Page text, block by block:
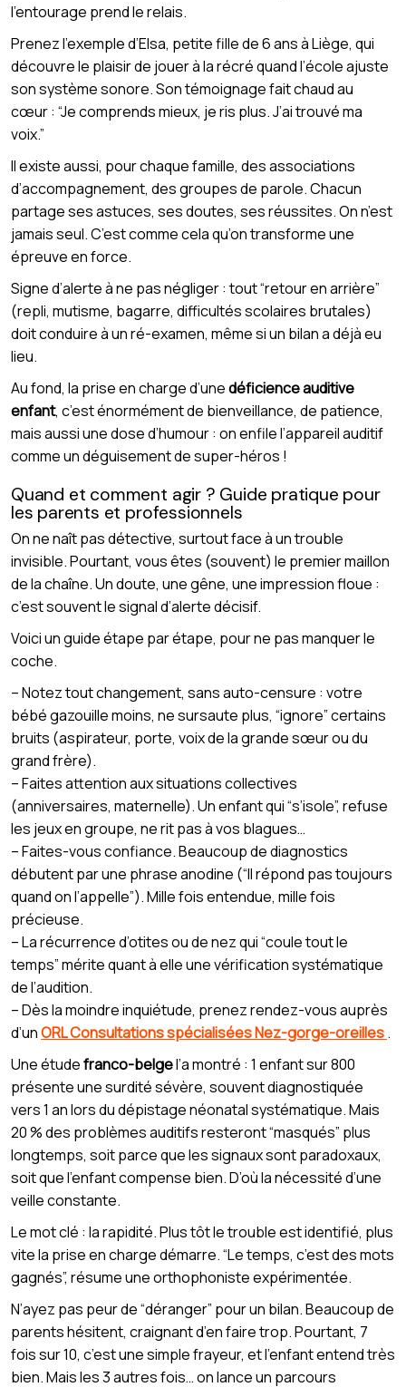
l’entourage prend le relais.
Prenez l’exemple d’Elsa, petite fille de 6 ans à Liège, qui
découvre le plaisir de jouer à la récré quand l’école ajuste
son système sonore. Son témoignage fait chaud au
cœur : “Je comprends mieux, je ris plus. J’ai trouvé ma
voix.”
Il existe aussi, pour chaque famille, des associations
d’accompagnement, des groupes de parole. Chacun
partage ses astuces, ses doutes, ses réussites. On n’est
jamais seul. C’est comme cela qu’on transforme une
épreuve en force.
Signe d’alerte à ne pas négliger : tout “retour en arrière”
(repli, mutisme, bagarre, difficultés scolaires brutales)
doit conduire à un ré-examen, même si un bilan a déjà eu
lieu.
Au fond, la prise en charge d’unedéficience auditive
enfant, c’est énormément de bienveillance, de patience,
mais aussi une dose d’humour : on enfile l’appareil auditif
comme un déguisement de super-héros !
Quand et comment agir ? Guide pratique pour
les parents et professionnels
On ne naît pas détective, surtout face à un trouble
invisible. Pourtant, vous êtes (souvent) le premier maillon
de la chaîne. Un doute, une gêne, une impression floue :
c’est souvent le signal d’alerte décisif.
Voici un guide étape par étape, pour ne pas manquer le
coche.
– Notez tout changement, sans auto-censure : votre
bébé gazouille moins, ne sursaute plus, “ignore” certains
bruits (aspirateur, porte, voix de la grande sœur ou du
grand frère).
– Faites attention aux situations collectives
(anniversaires, maternelle). Un enfant qui “s’isole”, refuse
les jeux en groupe, ne rit pas à vos blagues…
– Faites-vous confiance. Beaucoup de diagnostics
débutent par une phrase anodine (“Il répond pas toujours
quand on l’appelle”). Mille fois entendue, mille fois
précieuse.
– La récurrence d’otites ou de nez qui “coule tout le
temps” mérite quant à elle une vérification systématique
de l’audition.
– Dès la moindre inquiétude, prenez rendez-vous auprès
d’unORL Consultations spécialisées Nez-gorge-oreilles.
Une étudefranco-belgel’a montré : 1 enfant sur 800
présente une surdité sévère, souvent diagnostiquée
vers 1 an lors du dépistage néonatal systématique. Mais
20 % des problèmes auditifs resteront “masqués” plus
longtemps, soit parce que les signaux sont paradoxaux,
soit que l’enfant compense bien. D’où la nécessité d’une
veille constante.
Le mot clé : la rapidité. Plus tôt le trouble est identifié, plus
vite la prise en charge démarre. “Le temps, c’est des mots
gagnés”, résume une orthophoniste expérimentée.
N’ayez pas peur de “déranger” pour un bilan. Beaucoup de
parents hésitent, craignant d’en faire trop. Pourtant, 7
fois sur 10, c’est une simple frayeur, et l’enfant entend très
bien. Mais les 3 autres fois… on lance un parcours